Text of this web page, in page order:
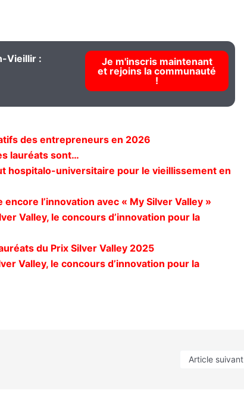
Vieillir :
Je m'inscris maintenant
et rejoins la communauté
!
des entrepreneurs en 2026
lauréats sont…
hospitalo-universitaire pour le vieillissement en
l’innovation avec « My Silver Valley »
Valley, le concours d’innovation pour la
du Prix Silver Valley 2025
Valley, le concours d’innovation pour la
Article suivant